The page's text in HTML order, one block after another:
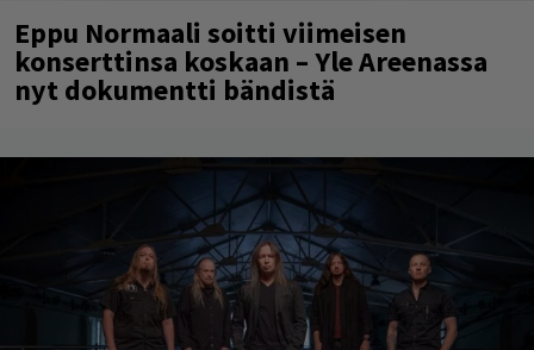
Eppu Normaali soitti viimeisen
konserttinsa koskaan – Yle Areenassa
nyt dokumentti bändistä